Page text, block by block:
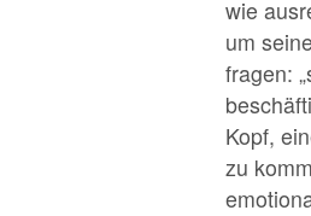
wie
um
fragen:
Kopf,
zu